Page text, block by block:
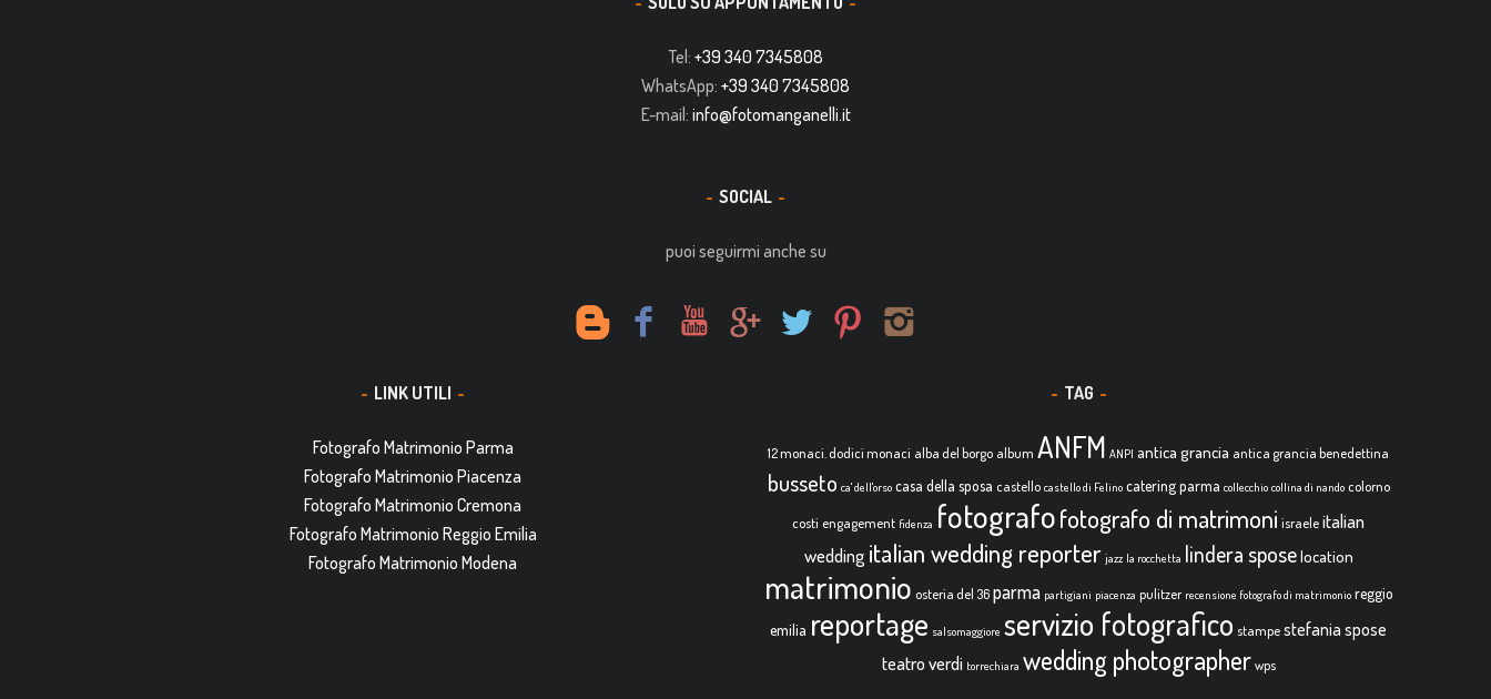
Tel: +39 340 7345808
WhatsApp: +39 340 7345808
E-mail: info@fotomanganelli.it
SOCIAL
puoi seguirmi anche su
LINK UTILI
Fotografo Matrimonio Parma
Fotografo Matrimonio Piacenza
Fotografo Matrimonio Cremona
Fotografo Matrimonio Reggio Emilia
Fotografo Matrimonio Modena
TAG
12 monaci. dodici monaci alba del borgo album ANFM ANPI antica grancia antica grancia benedettina
busseto ca' dell'orso casa della sposa castello castello di Felino catering parma collecchio collina di nando colorno
costi engagement fidenza fotografofotografo di matrimoni israeleitalian
wedding italian wedding reporter jazz la rocchetta lindera sposelocation
matrimonio osteria del 36 parma partigiani piacenza pulitzer recensione fotografo di matrimonio reggio
emilia reportage salsomaggiore servizio fotografico stampestefania spose
teatro verdi torrechiara wedding photographer wps